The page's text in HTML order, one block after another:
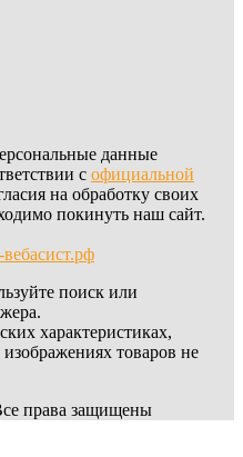
данные
с официальной
на обработку своих
покинуть наш сайт.
вебасист.рф
поиск или
характеристиках,
товаров не
права защищены